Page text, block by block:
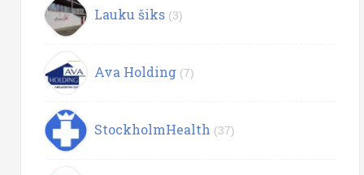
Lauku šiks (3)
Ava Holding (7)
StockholmHealth (37)